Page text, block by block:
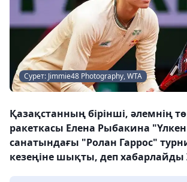
Сурет: Jimmie48 Photography, WTA
Қазақстанның бірінші, әлемнің
ракеткасы Елена Рыбакина
санатындағы "Ролан Гаррос"
кезеңіне шықты, деп хабарлайды